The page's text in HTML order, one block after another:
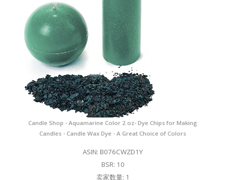
Candle Shop - Aquamarine Color 2 oz- Dye Chips for Making
Candles - Candle Wax Dye - A Great Choice of Colors
ASIN: B076CWZD1Y
BSR: 10
卖家数量: 1